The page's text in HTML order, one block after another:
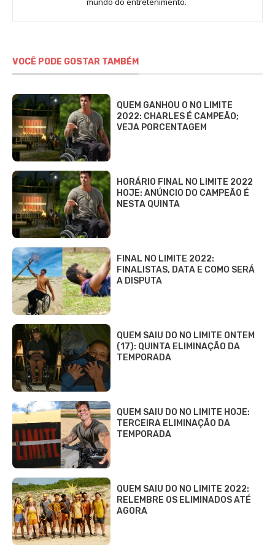
VOCÊ PODE GOSTAR TAMBÉM
QUEM GANHOU O NO LIMITE
2022: CHARLES É CAMPEÃO;
VEJA PORCENTAGEM
HORÁRIO FINAL NO LIMITE 2022
HOJE: ANÚNCIO DO CAMPEÃO É
NESTA QUINTA
FINAL NO LIMITE 2022:
FINALISTAS, DATA E COMO SERÁ
A DISPUTA
QUEM SAIU DO NO LIMITE ONTEM
(17): QUINTA ELIMINAÇÃO DA
TEMPORADA
QUEM SAIU DO NO LIMITE HOJE:
TERCEIRA ELIMINAÇÃO DA
TEMPORADA
QUEM SAIU DO NO LIMITE 2022:
RELEMBRE OS ELIMINADOS ATÉ
AGORA